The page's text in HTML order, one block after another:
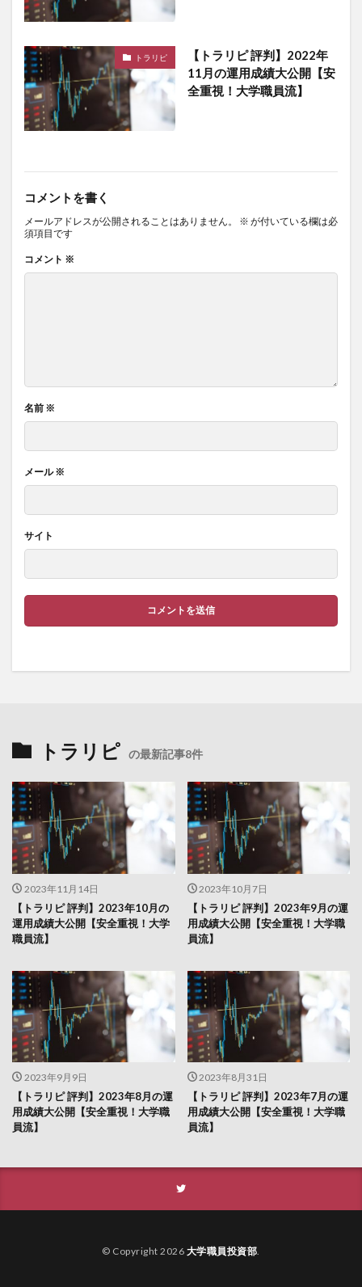
トラリピ
【トラリピ 評判】2022年
11月の運用成績大公開【安
全重視！大学職員流】
コメントを書く
メールアドレスが公開されることはありません。 ※ が付いている欄は必
須項目です
コメント ※
名前 ※
メール※
サイト
トラリピ の最新記事8件
2023年11月14日
【トラリピ 評判】2023年10月の
運用成績大公開【安全重視！大学
職員流】
2023年10月7日
【トラリピ 評判】2023年9月の運
用成績大公開【安全重視！大学職
員流】
2023年9月9日
【トラリピ 評判】2023年8月の運
用成績大公開【安全重視！大学職
員流】
2023年8月31日
【トラリピ 評判】2023年7月の運
用成績大公開【安全重視！大学職
員流】
© Copyright 2026 大学職員投資部.